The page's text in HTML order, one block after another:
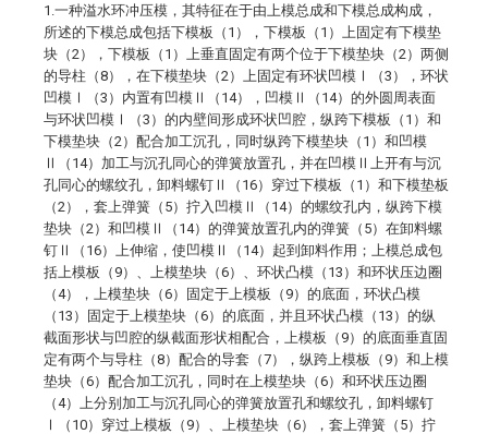
1.一种溢水环冲压模，其特征在于由上模总成和下模总成构成，
所述的下模总成包括下模板（1），下模板（1）上固定有下模垫
块（2），下模板（1）上垂直固定有两个位于下模垫块（2）两侧
的导柱（8），在下模垫块（2）上固定有环状凹模Ⅰ（3），环状
凹模Ⅰ（3）内置有凹模Ⅱ（14），凹模Ⅱ（14）的外圆周表面
与环状凹模Ⅰ（3）的内壁间形成环状凹腔，纵跨下模板（1）和
下模垫块（2）配合加工沉孔，同时纵跨下模垫块（1）和凹模
Ⅱ（14）加工与沉孔同心的弹簧放置孔，并在凹模Ⅱ上开有与沉
孔同心的螺纹孔，卸料螺钉Ⅱ（16）穿过下模板（1）和下模垫板
（2），套上弹簧（5）拧入凹模Ⅱ（14）的螺纹孔内，纵跨下模
垫块（2）和凹模Ⅱ（14）的弹簧放置孔内的弹簧（5）在卸料螺
钉Ⅱ（16）上伸缩，使凹模Ⅱ（14）起到卸料作用；上模总成包
括上模板（9）、上模垫块（6）、环状凸模（13）和环状压边圈
（4），上模垫块（6）固定于上模板（9）的底面，环状凸模
（13）固定于上模垫块（6）的底面，并且环状凸模（13）的纵
截面形状与凹腔的纵截面形状相配合，上模板（9）的底面垂直固
定有两个与导柱（8）配合的导套（7），纵跨上模板（9）和上模
垫块（6）配合加工沉孔，同时在上模垫块（6）和环状压边圈
（4）上分别加工与沉孔同心的弹簧放置孔和螺纹孔，卸料螺钉
Ⅰ（10）穿过上模板（9）、上模垫块（6），套上弹簧（5）拧